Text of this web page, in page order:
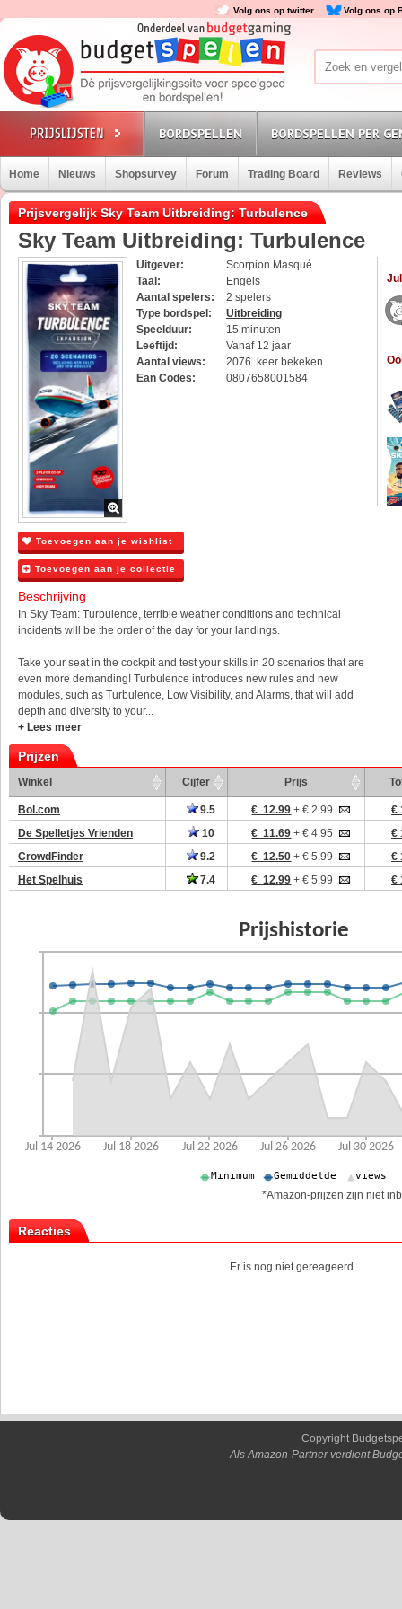
Volg ons op twitter Volg ons op
BORDSPELLEN BORDSPELLEN PER
Home Nieuws Shopsurvey Forum Trading Board Reviews
Prijsvergelijk Sky Team Uitbreiding: Turbulence
Sky Team Uitbreiding: Turbulence
Uitgever:
Scorpion Masqué
Taal:
Engels
Aantal spelers:
2 spelers
Type bordspel:
Uitbreiding
Speelduur:
15 minuten
Leeftijd:
Vanaf 12 jaar
Aantal views:
2076 keer bekeken
Ean Codes:
0807658001584
Toevoegen aan je wishlist
Toevoegen aan je collectie
Beschrijving
In Sky Team: Turbulence, terrible weather conditions and technical
incidents will be the order of the day for your landings.
Take your seat in the cockpit and test your skills in 20 scenarios that are
even more demanding! Turbulence introduces new rules and new
modules, such as Turbulence, Low Visibility, and Alarms, that will add
depth and diversity to your...
+ Lees meer
Prijzen
Winkel Cijfer Prijs
Bol.com 9.5 € 12.99 + € 2.99
€
De Spelletjes Vrienden
10 € 11.69 + € 4.95
€
CrowdFinder
9.2 € 12.50 + € 5.99
€
Het Spelhuis
7.4 € 12.99 + € 5.99 €
*Amazon-prijzen zijn niet
Reacties
Er is nog niet gereageerd.
Copyright
Als Amazon-Partner verdient